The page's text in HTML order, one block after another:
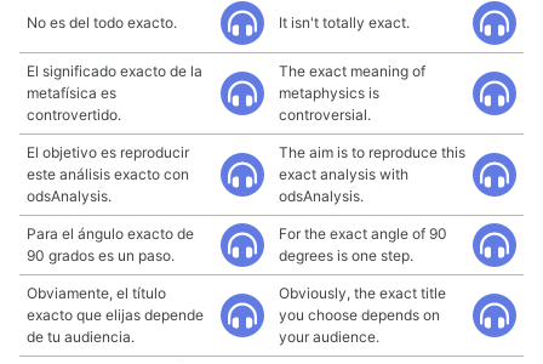
No es del todo exacto. It isn't totally exact.
El significado exacto de la
metafísica es
controvertido.
The exact meaning of
metaphysics is
controversial.
El objetivo es reproducir
este análisis exacto con
odsAnalysis.
The aim is to reproduce this
exact analysis with
odsAnalysis.
Para el ángulo exacto de
90 grados es un paso.
For the exact angle of 90
degrees is one step.
Obviamente, el título
exacto que elijas depende
de tu audiencia.
Obviously, the exact title
you choose depends on
your audience.